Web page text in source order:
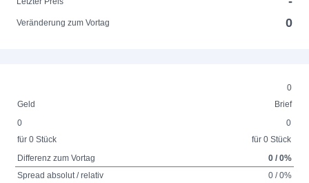
Veränderung zum Vortag 0
0
Geld
Brief
0
für 0 Stück
0
für 0 Stück
Differenz zum Vortag
0 / 0%
Spread absolut / relativ
0 / 0%